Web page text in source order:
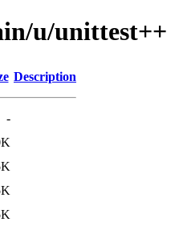
u/unittest++
Description
-